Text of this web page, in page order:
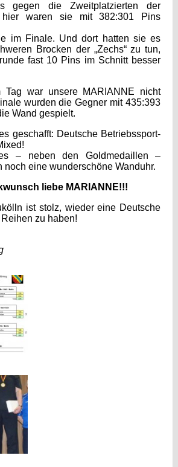
gegen die Zweitplatzierten der
hier waren sie mit 382:301 Pins
im Finale. Und dort hatten sie es
Brocken der „Zechs“ zu tun,
fast 10 Pins im Schnitt besser
Tag war unsere MARIANNE nicht
wurden die Gegner mit 435:393
Wand gespielt.
geschafft: Deutsche Betriebssport-
– neben den Goldmedaillen –
noch eine wunderschöne Wanduhr.
liebe MARIANNE!!!
ist stolz, wieder eine Deutsche
zu haben!